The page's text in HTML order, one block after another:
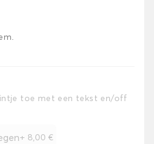
toe met een tekst en/off
+ 8,00 €